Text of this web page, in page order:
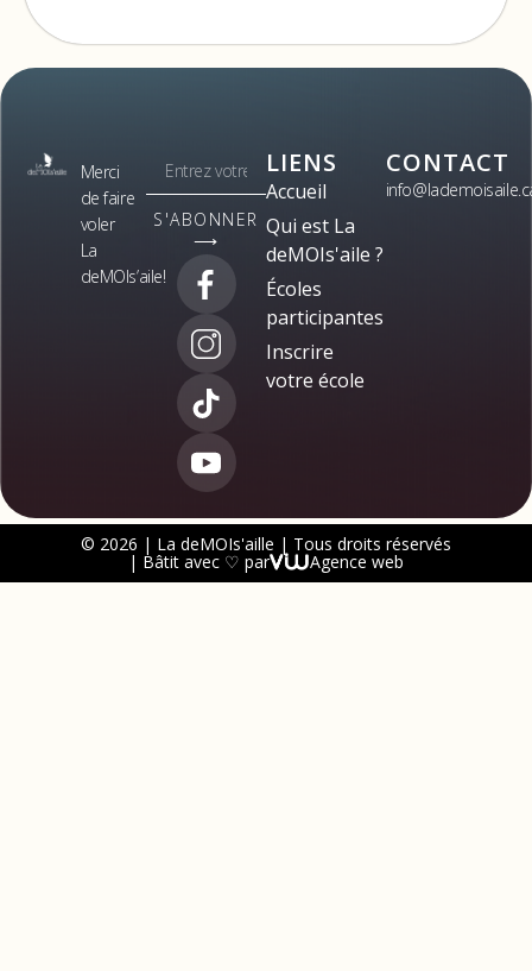
Merci
de faire
voler
La
deMOIs’aile!
S'ABONNER
⟶
LIENS
Accueil
Qui est La
deMOIs'aile ?
Écoles
participantes
Inscrire
votre école
CONTACT
© 2026 | La deMOIs'aille | Tous droits réservés
| Bâtit avec ♡ par Agence web